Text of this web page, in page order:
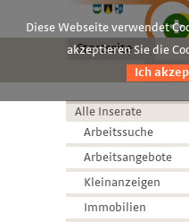
Startseite
Alle Inserate
Arbeitssuche
Arbeitsangebote
Kleinanzeigen
Immobilien
Diese Webseite verwendet
akzeptieren Sie die
Ich